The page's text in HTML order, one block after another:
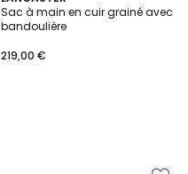
Sac à main en cuir grainé avec
bandoulière
219,00 €